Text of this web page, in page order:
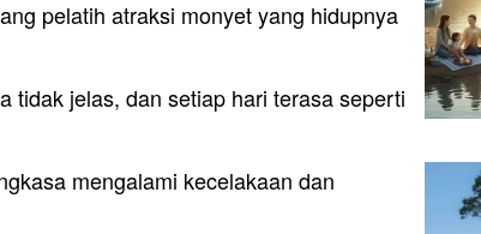
pelatih atraksi monyet yang hidupnya
tidak jelas, dan setiap hari terasa seperti
mengalami kecelakaan dan